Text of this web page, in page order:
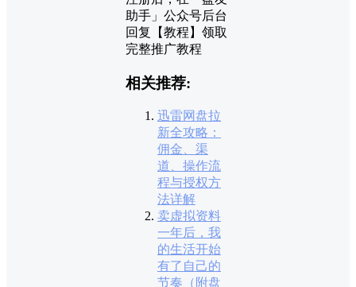
助手」公众号后台
回复【教程】领取
完整推广教程
相关推荐:
迅雷网盘拉
新全攻略：
佣金、渠
道、操作流
程与授权方
法详解
卖虚拟资料
一年后，我
的生活开始
有了自己的
节奏（附盘